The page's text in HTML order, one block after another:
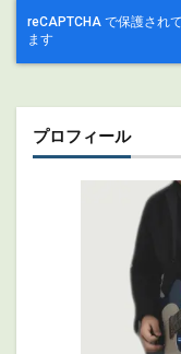
プロフィール